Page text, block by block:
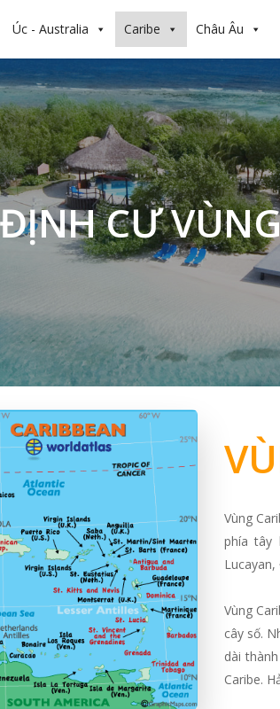
Úc - Australia Caribe Châu Âu
ĐỊNH CƯ
Vùng
phía tây
Vùng
cây số.
dài
Caribe.